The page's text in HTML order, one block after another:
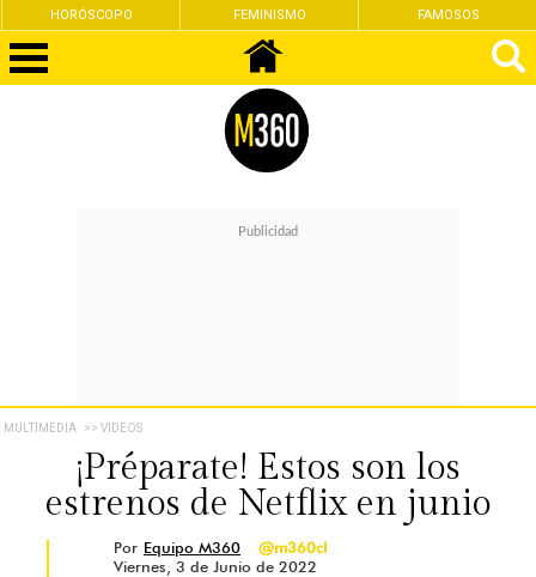
FEMINISMO FAMOSOS SEXUALIDAD
MULTIMEDIA >> VIDEOS
¡Préparate! Estos son los
estrenos de Netflix en junio
Por Equipo M360
@m360cl
Viernes, 3 de Junio de 2022